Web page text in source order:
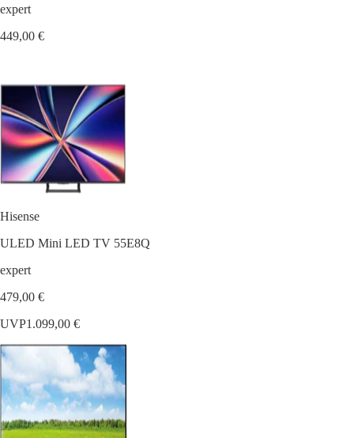
expert
449,00 €
Hisense
ULED Mini LED TV 55E8Q
expert
479,00 €
UVP1.099,00 €